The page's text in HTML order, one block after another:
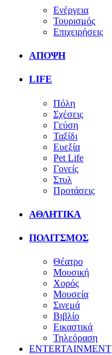
Ενέργεια
Τουρισμός
Επιχειρήσεις
ΑΠΟΨΗ
LIFE
Πόλη
Σχέσεις
Γεύση
Ταξίδι
Ευεξία
Pet Life
Γονείς
Στυλ
Προτάσεις
ΑΘΛΗΤΙΚΑ
ΠΟΛΙΤΣΜΟΣ
Θέατρο
Μουσική
Χορός
Μουσεία
Σινεμά
Βιβλίο
Εικαστικά
Τηλεόραση
ENTERTAINMENT